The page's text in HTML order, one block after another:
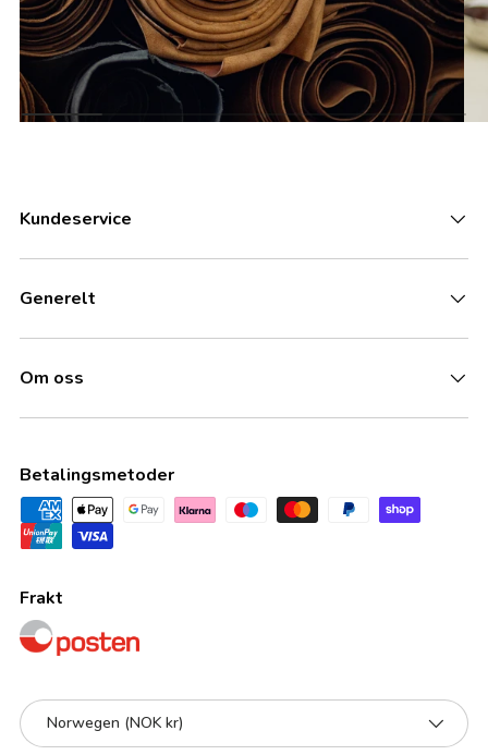
Kundeservice
Generelt
Om oss
Betalingsmetoder
Frakt
Land/Region
Norwegen (NOK kr)